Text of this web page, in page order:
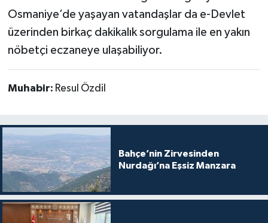
Osmaniye’de yaşayan vatandaşlar da e-Devlet
üzerinden birkaç dakikalık sorgulama ile en yakın
nöbetçi eczaneye ulaşabiliyor.
Muhabir: Resul Özdil
Bahçe’nin Zirvesinden
Nurdağı’na Eşsiz Manzara